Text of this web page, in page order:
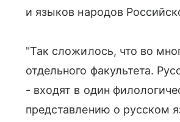
и языков народов
"Так сложилось, что во
отдельного факультета.
- входят в один
представлению о русском